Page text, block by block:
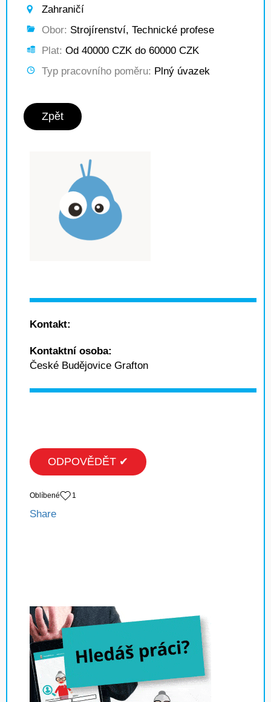
Zahraničí
Obor: Strojírenství, Technické profese
Plat: Od 40000 CZK do 60000 CZK
Typ pracovního poměru: Plný úvazek
Zpět
Kontakt:
Kontaktní osoba:
České Budějovice Grafton
ODPOVĚDĚT ✔
Oblíbené 1
Share